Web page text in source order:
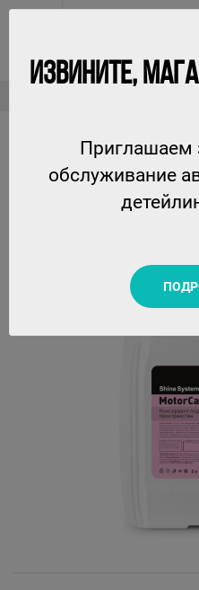
MOTORCARE -
ПРОСТРАНСТВА SHINE
ИЗВИНИТЕ,
Приглашаем
обслуживание